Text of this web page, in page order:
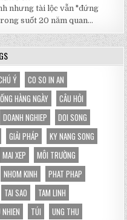
BẢO
GIÁM
GIÚP
THAY
ĐỔI
HOÀN
TOÀN
NGUYÊN
NHÂN
VẬN
ĐEN
ĐEO
BÁM
LỘC
BỊ
CHẶN
ĐỨNG
HOÀN
TOÀN
nhưng tài lộc vẫn "đứng
suốt 20 năm quan...
Ý
CO SO IN AN
HÀNG NGÀY
CÂU HỎI
DOANH NGHIEP
DOI SONG
GIẢI PHÁP
KY NANG SONG
MAI XEP
MÔI TRƯỜNG
NHOM KINH
PHAT PHAP
TAI SAO
TAM LINH
TÚI
UNG THU